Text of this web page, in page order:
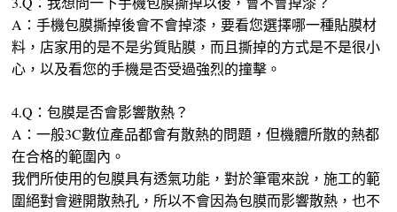
A：手機包膜撕掉後會不會掉漆，要看您選擇哪一種貼膜材
料，店家用的是不是劣質貼膜，而且撕掉的方式是不是很小
心，以及看您的手機是否受過強烈的撞擊。
4.Q：包膜是否會影響散熱？
A：一般3C數位產品都會有散熱的問題，但機體所散的熱都
在合格的範圍內。
我們所使用的包膜具有透氣功能，對於筆電來說，施工的範
圍絕對會避開散熱孔，所以不會因為包膜而影響散熱，也不